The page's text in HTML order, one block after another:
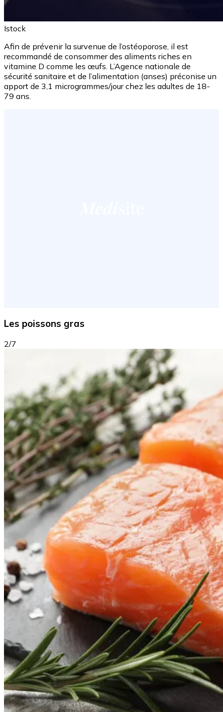
Istock
Afin de prévenir la survenue de l’ostéoporose, il est
recommandé de consommer des aliments riches en
vitamine D comme les œufs. L’Agence nationale de
sécurité sanitaire et de l’alimentation (anses) préconise un
apport de 3,1 microgrammes/jour chez les adultes de 18-
79 ans.
Les poissons gras
2/7